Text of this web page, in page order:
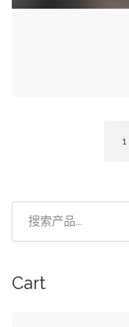
1
Cart